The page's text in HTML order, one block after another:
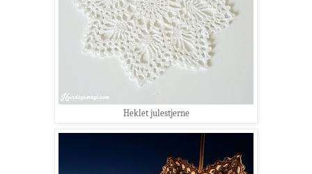
Heklet julestjerne